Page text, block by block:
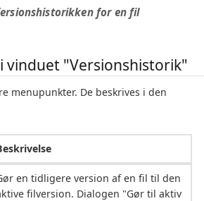
for en fil
vinduet "Versionshistorik"
menupunkter. De beskrives i den
en tidligere version af en fil til den
filversion. Dialogen "Gør til aktiv